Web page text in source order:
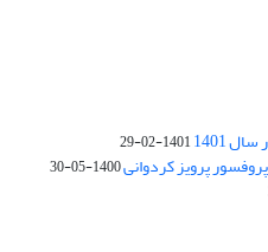
1401
1401-02-29
پرویز کردوانی1400-05-30